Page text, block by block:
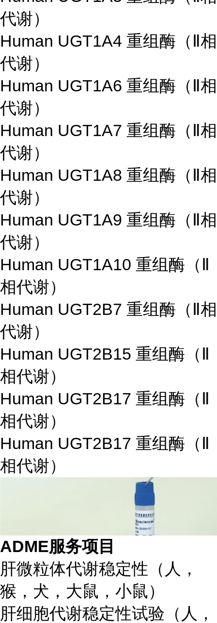
代谢）
Human UGT1A4 重组酶（Ⅱ相
代谢）
Human UGT1A6 重组酶（Ⅱ相
代谢）
Human UGT1A7 重组酶（Ⅱ相
代谢）
Human UGT1A8 重组酶（Ⅱ相
代谢）
Human UGT1A9 重组酶（Ⅱ相
代谢）
Human UGT1A10 重组酶（Ⅱ
相代谢）
Human UGT2B7 重组酶（Ⅱ相
代谢）
Human UGT2B15 重组酶（Ⅱ
相代谢）
Human UGT2B17 重组酶（Ⅱ
相代谢）
Human UGT2B17 重组酶（Ⅱ
相代谢）
ADME服务项目
肝微粒体代谢稳定性（人，
猴，犬，大鼠，小鼠）
肝细胞代谢稳定性试验（人，